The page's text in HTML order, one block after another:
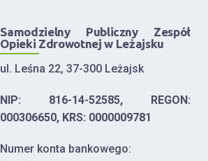
Samodzielny Publiczny Zespół
Opieki Zdrowotnej w Leżajsku
ul. Leśna 22, 37-300 Leżajsk
NIP: 816-14-52585, REGON:
000306650, KRS: 0000009781
Numer konta bankowego: